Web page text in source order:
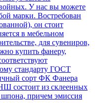
У нас вы можете
марки. Востребован
он стоит
в мебельном
для сувениров,
купить фанеру,
стандарту ГОСТ
сорт ФК Фанера
состоит из склеенных
шпона, причем эмиссия